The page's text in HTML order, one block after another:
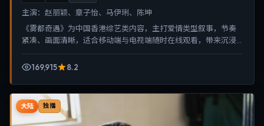
主演： 赵丽颖、章子怡、马伊琍、陈坤
《雾都奇遇》为中国香港综艺类内容，主打爱情类型叙事，节奏
紧凑、画面清晰，适合移动端与电视端随时在线观看，带来沉浸
169,915
8.2
大陆 独播